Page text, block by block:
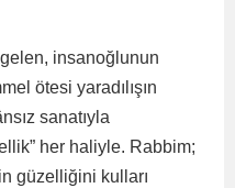
insanoğlunun
ötesi yaradılışın
sanatıyla
her haliyle. Rabbim;
güzelliğini kulları